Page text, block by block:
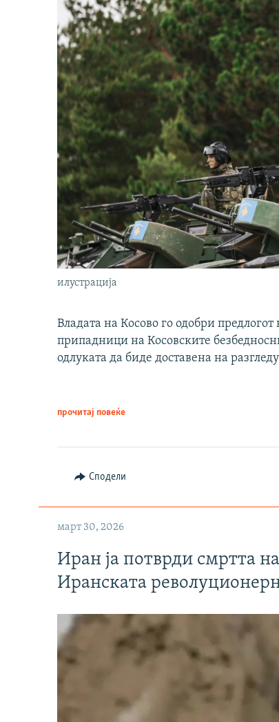
илустрација
Владата на Косово го одобри
припадници на Косовските
одлуката да биде доставена на
прочитај повеќе
Сподели
март 30, 2026
Иран ја потврди смртта
Иранската